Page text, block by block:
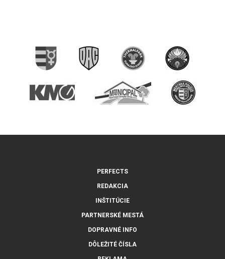
PERFECTS
REDAKCIA
INŠTITÚCIE
PARTNERSKÉ MESTÁ
DOPRAVNÉ INFO
DÔLEŽITÉ ČÍSLA